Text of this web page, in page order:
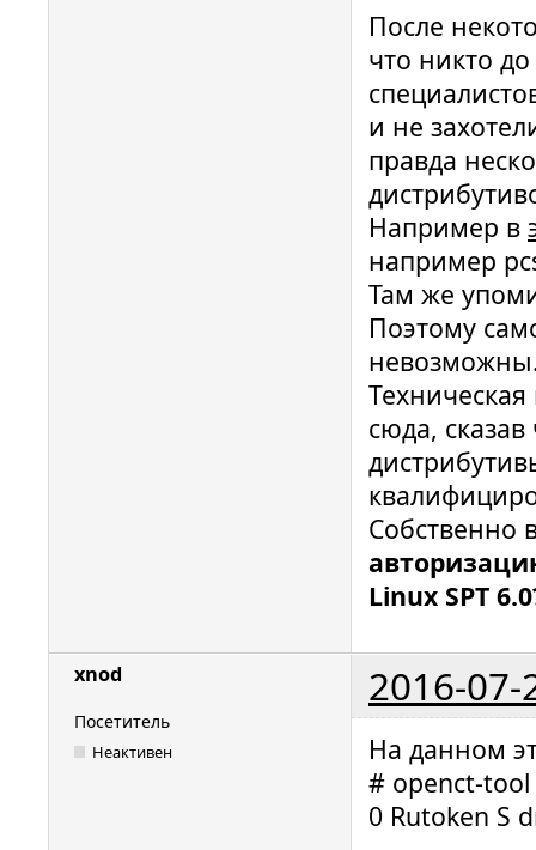
После
что никто
и не
правда
Например в
например
Там же
Поэтому
сюда,
Собственно
Linux SPT
xnod 2016-07-
Посетитель
Неактивен
На данном
# openct-tool
0 Rutoken S